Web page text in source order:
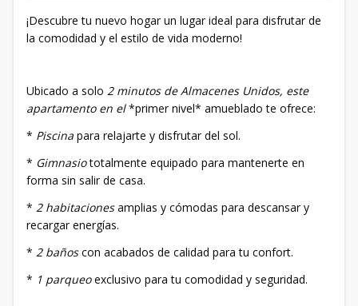
¡Descubre tu nuevo hogar un lugar ideal para disfrutar de
la comodidad y el estilo de vida moderno!
Ubicado a solo 2 minutos de Almacenes Unidos, este
apartamento en el*primer nivel* amueblado te ofrece:
* Piscina para relajarte y disfrutar del sol.
* Gimnasiototalmente equipado para mantenerte en
forma sin salir de casa.
* 2 habitacionesamplias y cómodas para descansar y
recargar energías.
* 2 bañoscon acabados de calidad para tu confort.
* 1 parqueoexclusivo para tu comodidad y seguridad.